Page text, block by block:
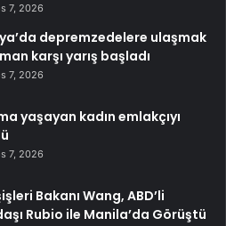
7, 2026
depremzedelere ulaşmak
karşı yarış başladı
7, 2026
yaşayan kadın emlakçıyı
7, 2026
Bakanı Wang, ABD’li
Rubio ile Manila’da Görüştü